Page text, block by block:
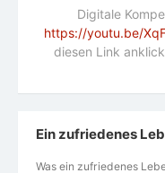
Digitale
https://youtu.be/
diesen Link
Ein zufriedenes
Was ein zufriedenes